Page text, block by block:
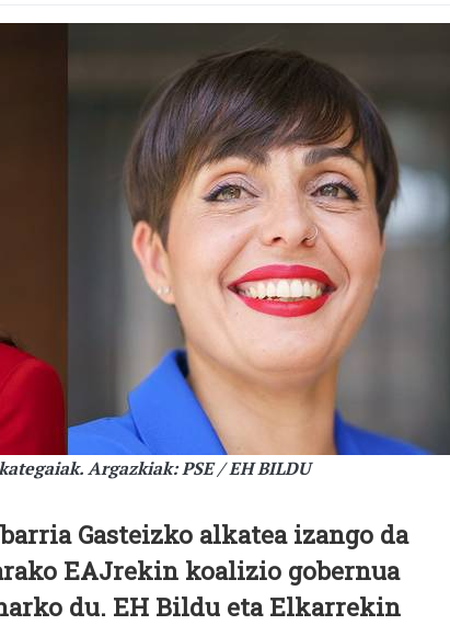
Argazkiak: PSE / EH BILDU
Gasteizko alkatea izango da
EAJrekin koalizio gobernua
du. EH Bildu eta Elkarrekin